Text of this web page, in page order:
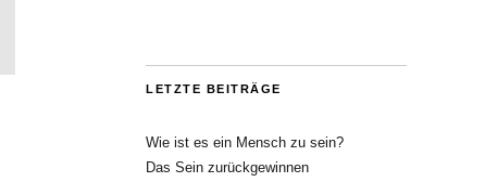
LETZTE BEITRÄGE
Wie ist es ein Mensch zu sein?
Das Sein zurückgewinnen